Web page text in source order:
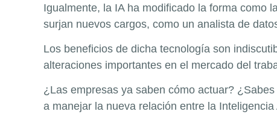
Igualmente, la IA ha modificado la forma como
surjan nuevos cargos, como un analista de
Los beneficios de dicha tecnología son
alteraciones importantes en el mercado del
¿Las empresas ya saben cómo actuar?
a manejar la nueva relación entre la